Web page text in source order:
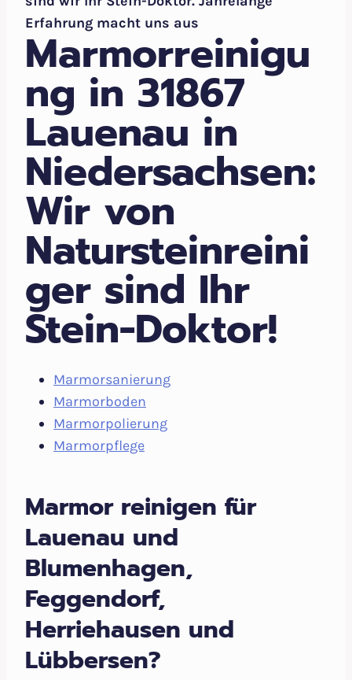
Erfahrung macht uns aus
Marmorreinigu
ng in 31867
Lauenau in
Niedersachsen:
Wir von
Natursteinreini
ger sind Ihr
Stein-Doktor!
Marmorsanierung
Marmorboden
Marmorpolierung
Marmorpflege
Marmor reinigen für
Lauenau und
Blumenhagen,
Feggendorf,
Herriehausen und
Lübbersen?